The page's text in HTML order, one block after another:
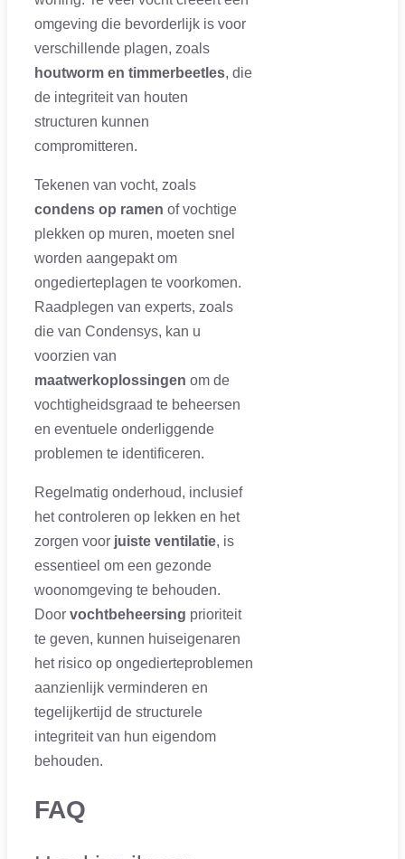
omgeving die bevorderlijk is voor
verschillende plagen, zoals
houtworm en timmerbeetles, die
de integriteit van houten
structuren kunnen
compromitteren.
Tekenen van vocht, zoals
condens op ramen of vochtige
plekken op muren, moeten snel
worden aangepakt om
ongedierteplagen te voorkomen.
Raadplegen van experts, zoals
die van Condensys, kan u
voorzien van
maatwerkoplossingen om de
vochtigheidsgraad te beheersen
en eventuele onderliggende
problemen te identificeren.
Regelmatig onderhoud, inclusief
het controleren op lekken en het
zorgen voor juiste ventilatie, is
essentieel om een gezonde
woonomgeving te behouden.
Door vochtbeheersing prioriteit
te geven, kunnen huiseigenaren
het risico op ongedierteproblemen
aanzienlijk verminderen en
tegelijkertijd de structurele
integriteit van hun eigendom
behouden.
FAQ